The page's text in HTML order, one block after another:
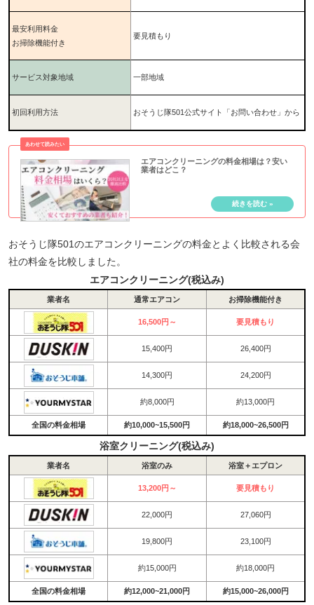
最安利用料金
お掃除機能付き
要見積もり
サービス対象地域 一部地域
初回利用方法 おそうじ隊501公式サイト「お問い合わせ」から
エアコンクリーニングの料金相場は？安い
業者はどこ？
おそうじ隊501のエアコンクリーニングの料金とよく比較される会
社の料金を比較しました。
エアコンクリーニング(税込み)
業者名 通常エアコン お掃除機能付き
16,500円～ 要見積もり
15,400円 26,400円
14,300円 24,200円
約8,000円 約13,000円
全国の料金相場 約10,000~15,500円 約18,000~26,500円
浴室クリーニング(税込み)
業者名 浴室のみ 浴室＋エプロン
13,200円～ 要見積もり
22,000円 27,060円
19,800円 23,100円
約15,000円 約18,000円
全国の料金相場 約12,000~21,000円 約15,000~26,000円